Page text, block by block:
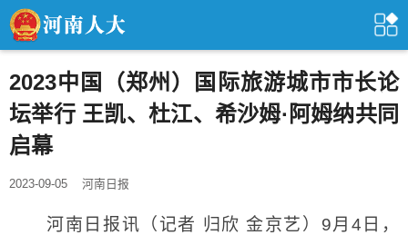
2023中国（郑州）国际旅游城市市长论
坛举行 王凯、杜江、希沙姆·阿姆纳共同
启幕
2023-09-05 河南日报
河南日报讯（记者 归欣 金京艺）9月4日，